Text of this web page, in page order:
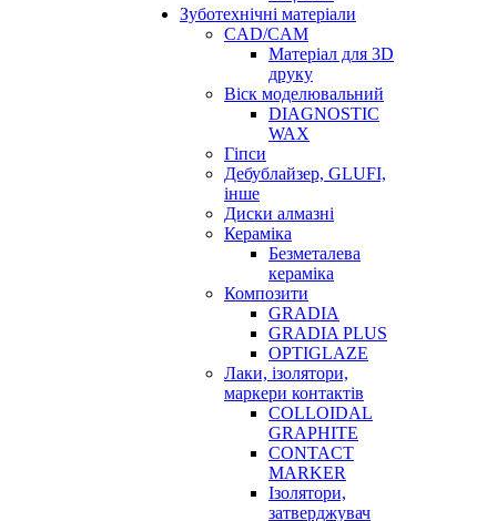
Зуботехнічні матеріали
CAD/CAM
Матеріал для 3D
друку
Віск моделювальний
DIAGNOSTIC
WAX
Гіпси
Дебублайзер, GLUFI,
інше
Диски алмазні
Кераміка
Безметалева
кераміка
Композити
GRADIA
GRADIA PLUS
OPTIGLAZE
Лаки, ізолятори,
маркери контактів
COLLOIDAL
GRAPHITE
CONTACT
MARKER
Ізолятори,
затверджувач